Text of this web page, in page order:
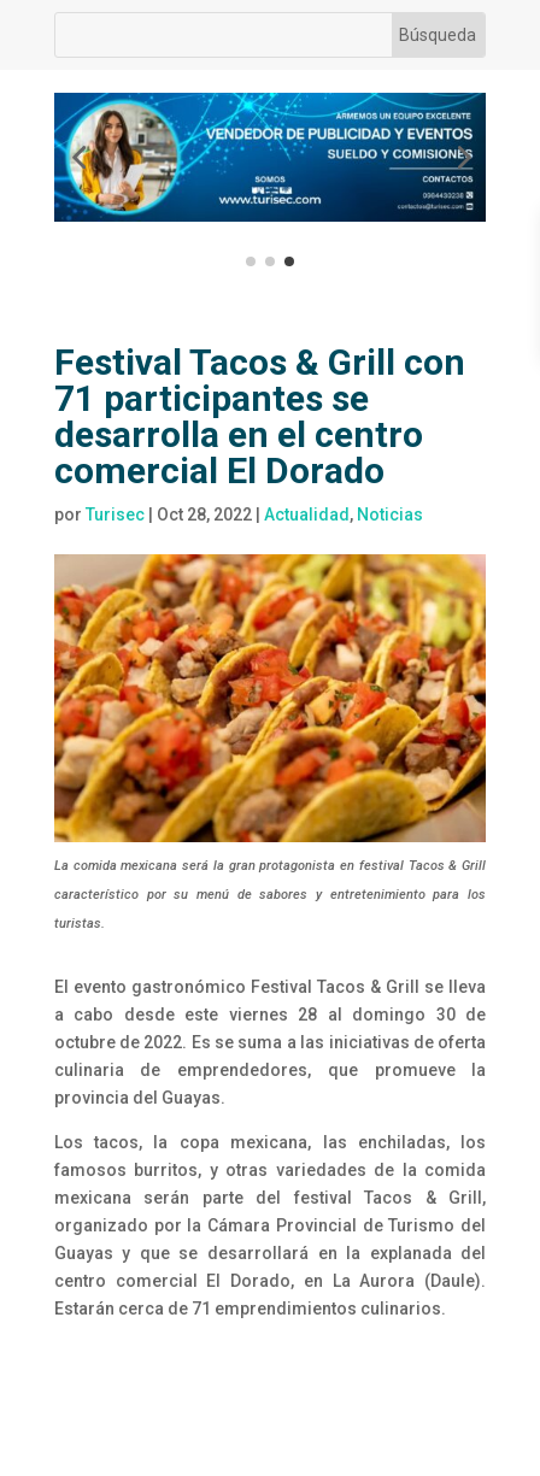
Festival Tacos & Grill con
71 participantes se
desarrolla en el centro
comercial El Dorado
por Turisec| Oct 28, 2022| Actualidad , Noticias
La comida mexicana será la gran protagonista en festival Tacos & Grill
característico por su menú de sabores y entretenimiento para los
turistas.
El evento gastronómico Festival Tacos & Grill se lleva
a cabo desde este viernes 28 al domingo 30 de
octubre de 2022. Es se suma a las iniciativas de oferta
culinaria de emprendedores, que promueve la
provincia del Guayas.
Los tacos, la copa mexicana, las enchiladas, los
famosos burritos, y otras variedades de la comida
mexicana serán parte del festival Tacos & Grill,
organizado por la Cámara Provincial de Turismo del
Guayas y que se desarrollará en la explanada del
centro comercial El Dorado, en La Aurora (Daule).
Estarán cerca de 71 emprendimientos culinarios.